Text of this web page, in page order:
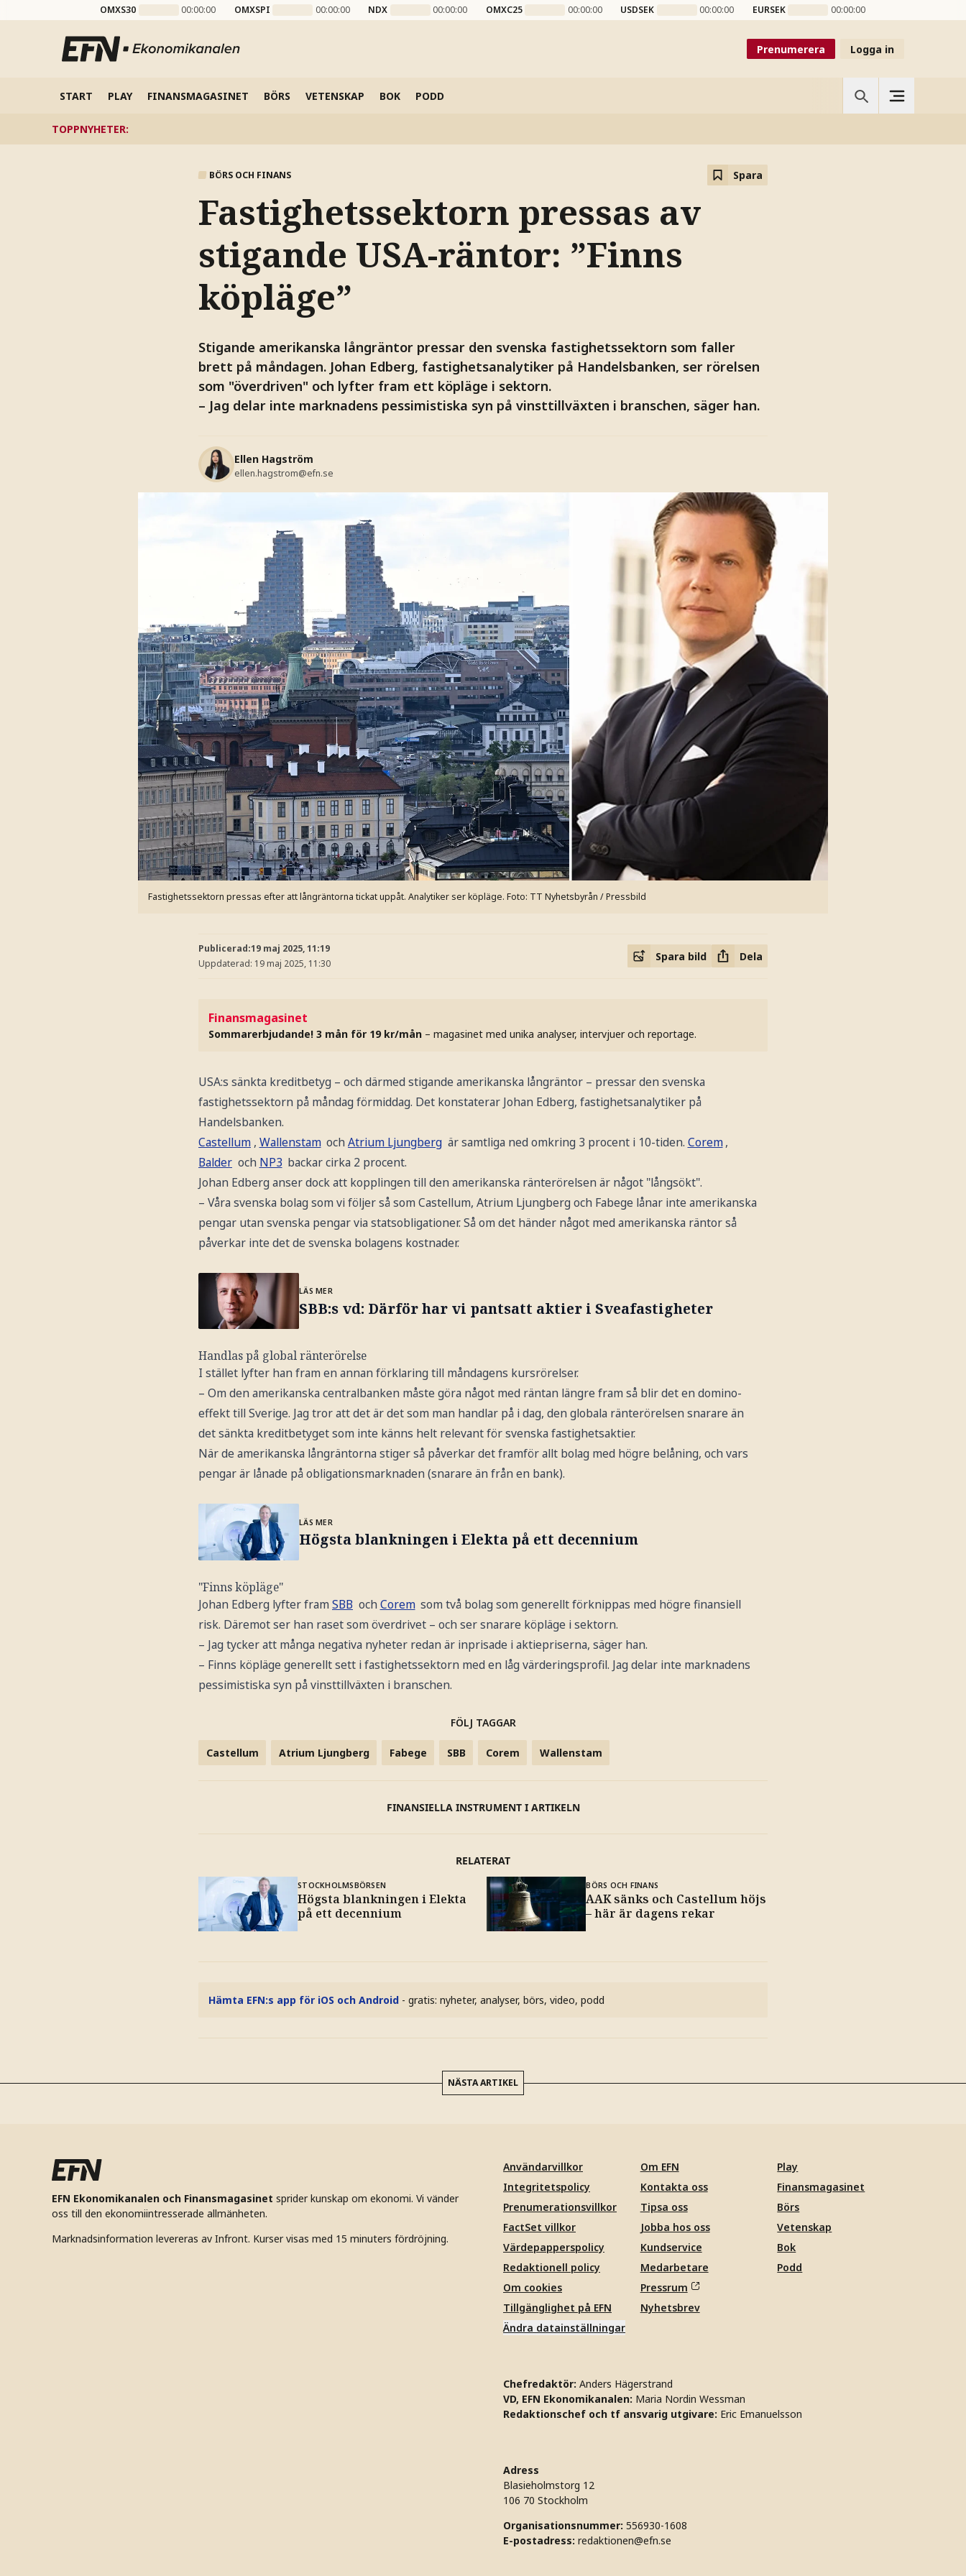
OMXS30 00:00:00 OMXSPI 00:00:00 NDX 00:00:00 OMXC25 00:00:00 USDSEK 00:00:00 EURSEK 00:00:00
Prenumerera Logga in
START PLAY FINANSMAGASINET BÖRS VETENSKAP BOK PODD
TOPPNYHETER:
BÖRS OCH FINANS Spara
Fastighetssektorn pressas av
stigande USA-räntor: ”Finns
köpläge”
Stigande amerikanska långräntor pressar den svenska fastighetssektorn som faller
brett på måndagen. Johan Edberg, fastighetsanalytiker på Handelsbanken, ser rörelsen
som "överdriven" och lyfter fram ett köpläge i sektorn.
– Jag delar inte marknadens pessimistiska syn på vinsttillväxten i branschen, säger han.
Ellen Hagström
ellen.hagstrom@efn.se
Fastighetssektorn pressas efter att långräntorna tickat uppåt. Analytiker ser köpläge. Foto: TT Nyhetsbyrån / Pressbild
Publicerad:19 maj 2025, 11:19
Uppdaterad: 19 maj 2025, 11:30
Spara bild Dela
Finansmagasinet
Sommarerbjudande! 3 mån för 19 kr/mån – magasinet med unika analyser, intervjuer och reportage.
USA:s sänkta kreditbetyg – och därmed stigande amerikanska långräntor – pressar den svenska
fastighetssektorn på måndag förmiddag. Det konstaterar Johan Edberg, fastighetsanalytiker på
Handelsbanken.
Castellum , Wallenstam ochAtrium Ljungberg är samtliga ned omkring 3 procent i 10-tiden. Corem ,
Balder och NP3 backar cirka 2 procent.
Johan Edberg anser dock att kopplingen till den amerikanska ränterörelsen är något "långsökt".
– Våra svenska bolag som vi följer så som Castellum, Atrium Ljungberg och Fabege lånar inte amerikanska
pengar utan svenska pengar via statsobligationer. Så om det händer något med amerikanska räntor så
påverkar inte det de svenska bolagens kostnader.
LÄS MER
SBB:s vd: Därför har vi pantsatt aktier i Sveafastigheter
Handlas på global ränterörelse
I stället lyfter han fram en annan förklaring till måndagens kursrörelser.
– Om den amerikanska centralbanken måste göra något med räntan längre fram så blir det en domino-
effekt till Sverige. Jag tror att det är det som man handlar på i dag, den globala ränterörelsen snarare än
det sänkta kreditbetyget som inte känns helt relevant för svenska fastighetsaktier.
När de amerikanska långräntorna stiger så påverkar det framför allt bolag med högre belåning, och vars
pengar är lånade på obligationsmarknaden (snarare än från en bank).
LÄS MER
Högsta blankningen i Elekta på ett decennium
"Finns köpläge"
Johan Edberg lyfter framSBB ochCorem som två bolag som generellt förknippas med högre finansiell
risk. Däremot ser han raset som överdrivet – och ser snarare köpläge i sektorn.
– Jag tycker att många negativa nyheter redan är inprisade i aktiepriserna, säger han.
– Finns köpläge generellt sett i fastighetssektorn med en låg värderingsprofil. Jag delar inte marknadens
pessimistiska syn på vinsttillväxten i branschen.
FÖLJ TAGGAR
Castellum Atrium Ljungberg Fabege SBB Corem Wallenstam
FINANSIELLA INSTRUMENT I ARTIKELN
RELATERAT
STOCKHOLMSBÖRSEN
Högsta blankningen i Elekta
på ett decennium
BÖRS OCH FINANS
AAK sänks och Castellum höjs
– här är dagens rekar
Hämta EFN:s app för iOS och Android - gratis: nyheter, analyser, börs, video, podd
NÄSTA ARTIKEL
EFN Ekonomikanalen och Finansmagasinet sprider kunskap om ekonomi. Vi vänder
oss till den ekonomiintresserade allmänheten.
Marknadsinformation levereras av Infront. Kurser visas med 15 minuters fördröjning.
Användarvillkor
Integritetspolicy
Prenumerationsvillkor
FactSet villkor
Värdepapperspolicy
Redaktionell policy
Om cookies
Tillgänglighet på EFN
Ändra datainställningar
Om EFN
Kontakta oss
Tipsa oss
Jobba hos oss
Kundservice
Medarbetare
Pressrum
Nyhetsbrev
Play
Finansmagasinet
Börs
Vetenskap
Bok
Podd
Chefredaktör: Anders Hägerstrand
VD, EFN Ekonomikanalen: Maria Nordin Wessman
Redaktionschef och tf ansvarig utgivare: Eric Emanuelsson
Adress
Blasieholmstorg 12
106 70 Stockholm
Organisationsnummer: 556930-1608
E-postadress: redaktionen@efn.se